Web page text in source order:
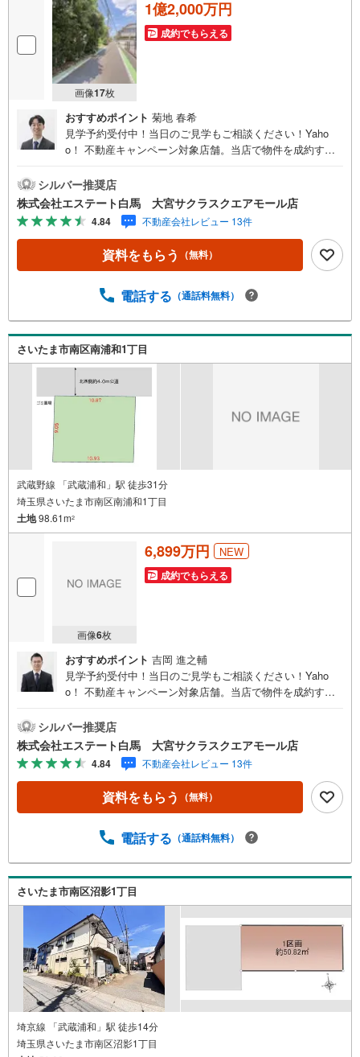
画像17枚
1億2,000万円
成約でもらえる
おすすめポイント 菊地 春希
見学予約受付中！当日のご見学もご相談ください！Yaho
o！ 不動産キャンペーン対象店舗。当店で物件を成約する
予約をする」ボタンからお問い合わせください。【営業時
間 9:30～19:00】（年末年始除く）・人気物件には特に問
い合わせが集中するため、お早めにお電話ください。「室
内・現地を見学する」ボタンよりご予約いただくとご見学
がスムーズです。【エステート白馬 大宮サクラスクエアモ
ール店】・提携FPへの無料個別相談サービス外部のファイ
を招いての無料マイホームセミナーなども主催しており、
ローン、引渡しまで安全安心な取引を一括サポートまた、
白馬グループ各社（白馬建設、大和建設、白馬メディケア
サービス）と連携したプラスアップサポートで住まい探し
から引越し後のバックアップまでご相談頂けます。
シルバー推奨店
株式会社エステート白馬 大宮サクラスクエアモール店
4.84 不動産会社レビュー 13件
資料をもらう （無料）
電話する （通話料無料）
さいたま市南区南浦和1丁目
武蔵野線 「武蔵浦和」駅 徒歩31分
埼玉県さいたま市南区南浦和1丁目
土地98.61m2
画像6枚
6,899万円 NEW
成約でもらえる
おすすめポイント 吉岡 進之輔
見学予約受付中！当日のご見学もご相談ください！Yaho
o！ 不動産キャンペーン対象店舗。当店で物件を成約する
予約をする」ボタンからお問い合わせください。【営業時
間 9:30～19:00】（年末年始除く）・人気物件には特に問
い合わせが集中するため、お早めにお電話ください。「室
内・現地を見学する」ボタンよりご予約いただくとご見学
がスムーズです。【エステート白馬 大宮サクラスクエアモ
ール店】・提携FPへの無料個別相談サービス外部のファイ
を招いての無料マイホームセミナーなども主催しており、
ローン、引渡しまで安全安心な取引を一括サポートまた、
白馬グループ各社（白馬建設、大和建設、白馬メディケア
サービス）と連携したプラスアップサポートで住まい探し
から引越し後のバックアップまでご相談頂けます。
シルバー推奨店
株式会社エステート白馬 大宮サクラスクエアモール店
4.84 不動産会社レビュー 13件
資料をもらう （無料）
電話する （通話料無料）
さいたま市南区沼影1丁目
埼京線 「武蔵浦和」駅 徒歩14分
埼玉県さいたま市南区沼影1丁目